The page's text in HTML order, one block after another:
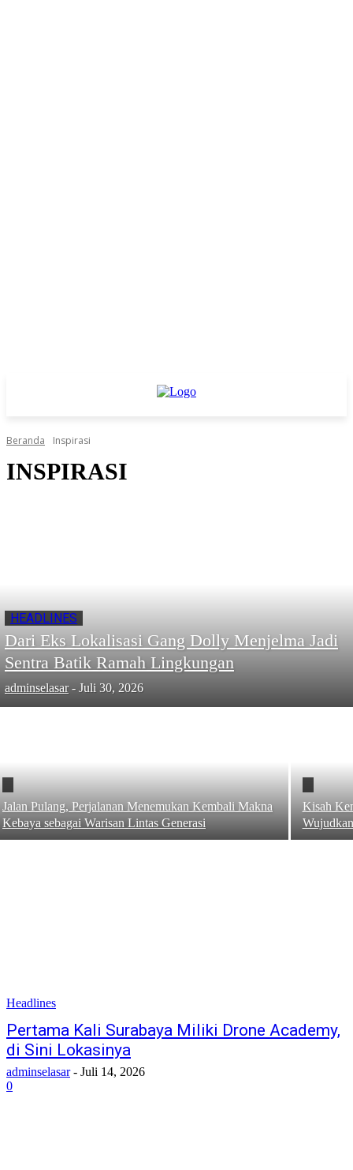
Beranda Inspirasi
INSPIRASI
HEADLINES
Dari Eks Lokalisasi Gang Dolly Menjelma Jadi
Sentra Batik Ramah Lingkungan
adminselasar - Juli 30, 2026
Jalan Pulang, Perjalanan Menemukan Kembali Makna
Kebaya sebagai Warisan Lintas Generasi
Kisah
Headlines
Pertama Kali Surabaya Miliki Drone Academy,
di Sini Lokasinya
adminselasar - Juli 14, 2026
0